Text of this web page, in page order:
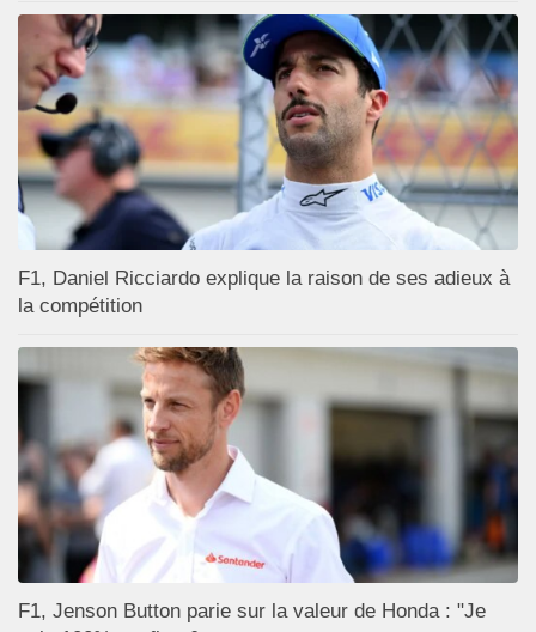
F1, Daniel Ricciardo explique la raison de ses adieux à
la compétition
F1, Jenson Button parie sur la valeur de Honda : "Je